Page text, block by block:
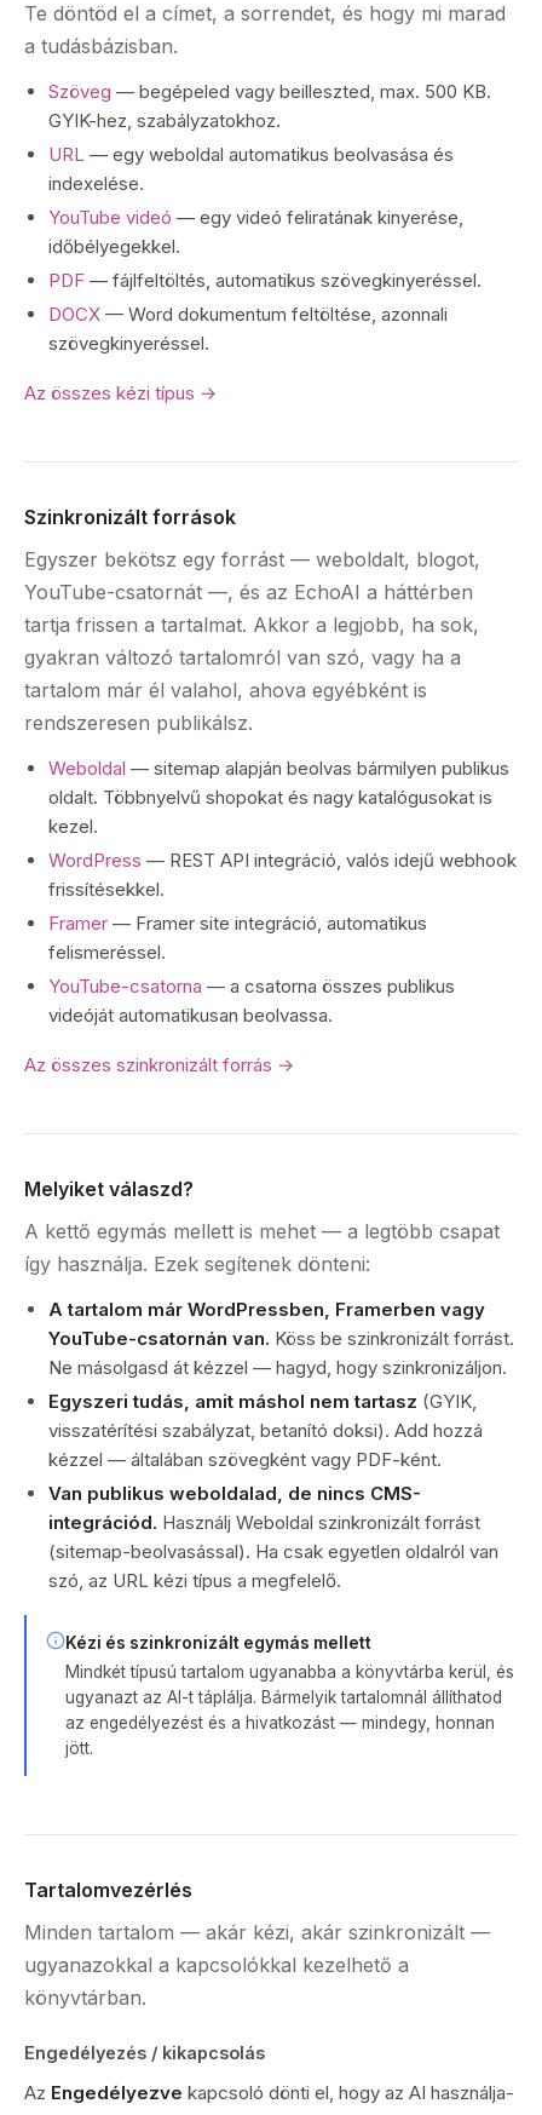
Te döntöd el a címet, a sorrendet, és hogy mi marad
a tudásbázisban.
Szöveg — begépeled vagy beilleszted, max. 500 KB.
GYIK-hez, szabályzatokhoz.
URL — egy weboldal automatikus beolvasása és
indexelése.
YouTube videó — egy videó feliratának kinyerése,
időbélyegekkel.
PDF — fájlfeltöltés, automatikus szövegkinyeréssel.
DOCX — Word dokumentum feltöltése, azonnali
szövegkinyeréssel.
Az összes kézi típus →
Szinkronizált források
Egyszer bekötsz egy forrást — weboldalt, blogot,
YouTube-csatornát —, és az EchoAI a háttérben
tartja frissen a tartalmat. Akkor a legjobb, ha sok,
gyakran változó tartalomról van szó, vagy ha a
tartalom már él valahol, ahova egyébként is
rendszeresen publikálsz.
Weboldal — sitemap alapján beolvas bármilyen publikus
oldalt. Többnyelvű shopokat és nagy katalógusokat is
kezel.
WordPress — REST API integráció, valós idejű webhook
frissítésekkel.
Framer — Framer site integráció, automatikus
felismeréssel.
YouTube-csatorna — a csatorna összes publikus
videóját automatikusan beolvassa.
Az összes szinkronizált forrás →
Melyiket válaszd?
A kettő egymás mellett is mehet — a legtöbb csapat
így használja. Ezek segítenek dönteni:
A tartalom már WordPressben, Framerben vagy
YouTube-csatornán van. Köss be szinkronizált forrást.
Ne másolgasd át kézzel — hagyd, hogy szinkronizáljon.
Egyszeri tudás, amit máshol nem tartasz (GYIK,
visszatérítési szabályzat, betanító doksi). Add hozzá
kézzel — általában szövegként vagy PDF-ként.
Van publikus weboldalad, de nincs CMS-
integrációd. Használj Weboldal szinkronizált forrást
(sitemap-beolvasással). Ha csak egyetlen oldalról van
szó, az URL kézi típus a megfelelő.
Kézi és szinkronizált egymás mellett
Mindkét típusú tartalom ugyanabba a könyvtárba kerül, és
ugyanazt az AI-t táplálja. Bármelyik tartalomnál állíthatod
az engedélyezést és a hivatkozást — mindegy, honnan
jött.
Tartalomvezérlés
Minden tartalom — akár kézi, akár szinkronizált —
ugyanazokkal a kapcsolókkal kezelhető a
könyvtárban.
Engedélyezés / kikapcsolás
Az Engedélyezve kapcsoló dönti el, hogy az AI használja-